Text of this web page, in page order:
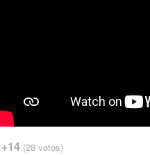
+14 (28 votos)